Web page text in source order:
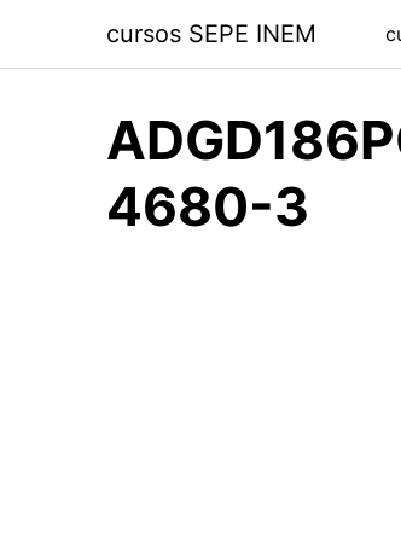
contenido
cursos SEPE INEM
4680-3